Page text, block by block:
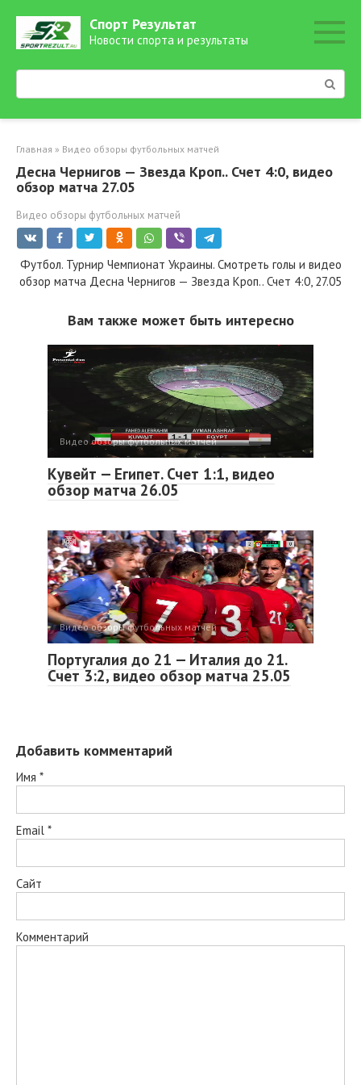
контенту
Спорт Результат
Новости спорта и результаты
Поиск:
Главная » Видео обзоры футбольных матчей
Десна Чернигов — Звезда Кроп.. Счет 4:0, видео
обзор матча 27.05
Видео обзоры футбольных матчей
Футбол. Турнир Чемпионат Украины. Смотреть голы и видео
обзор матча Десна Чернигов — Звезда Кроп.. Счет 4:0, 27.05
Вам также может быть интересно
Видео обзоры футбольных матчей
Кувейт — Египет. Счет 1:1, видео
обзор матча 26.05
Видео обзоры футбольных матчей
Португалия до 21 — Италия до 21.
Счет 3:2, видео обзор матча 25.05
Добавить комментарий
Имя *
Email *
Сайт
Комментарий